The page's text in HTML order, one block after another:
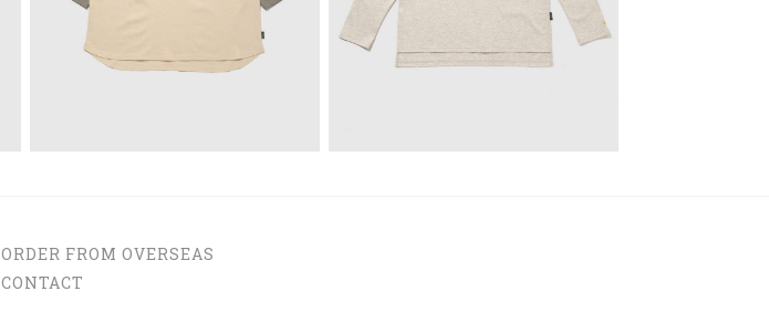
ORDER FROM OVERSEAS
CONTACT